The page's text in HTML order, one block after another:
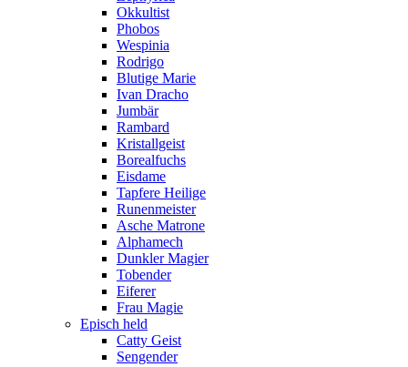
Okkultist
Phobos
Wespinia
Rodrigo
Blutige Marie
Ivan Dracho
Jumbär
Rambard
Kristallgeist
Borealfuchs
Eisdame
Tapfere Heilige
Runenmeister
Asche Matrone
Alphamech
Dunkler Magier
Tobender
Eiferer
Frau Magie
Episch held
Catty Geist
Sengender